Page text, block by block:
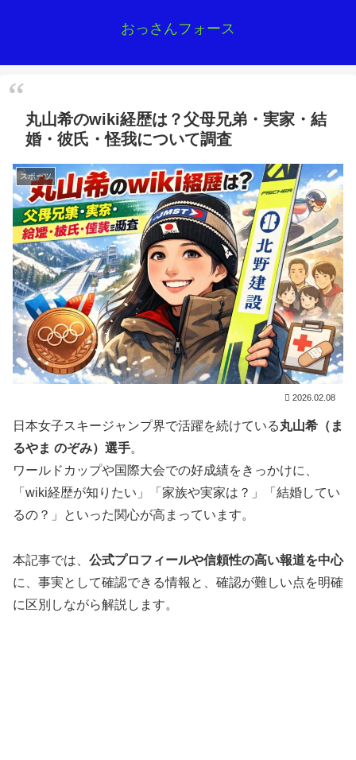
おっさんフォース
丸山希のwiki経歴は？父母兄弟・実家・結
婚・彼氏・怪我について調査
スポーツ
2026.02.08
日本女子スキージャンプ界で活躍を続けている丸山希（ま
るやま のぞみ）選手。
ワールドカップや国際大会での好成績をきっかけに、
「wiki経歴が知りたい」「家族や実家は？」「結婚してい
るの？」といった関心が高まっています。
本記事では、 公式プロフィールや信頼性の高い報道を中心
に、事実として確認できる情報と、確認が難しい点を明確
に区別しながら解説します。